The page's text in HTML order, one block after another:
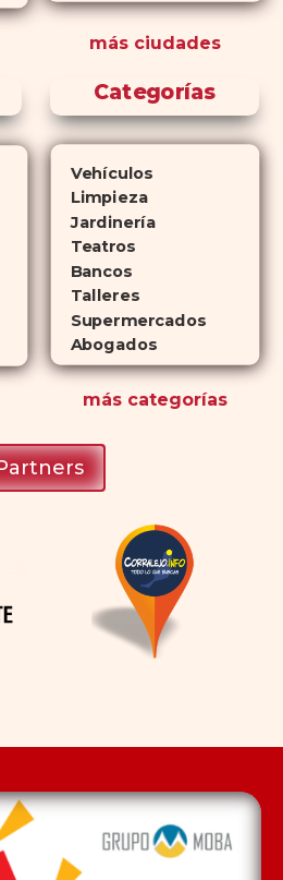
más ciudades
Categorías
Vehículos
Limpieza
Jardinería
Teatros
Bancos
Talleres
Supermercados
Abogados
máscategorías